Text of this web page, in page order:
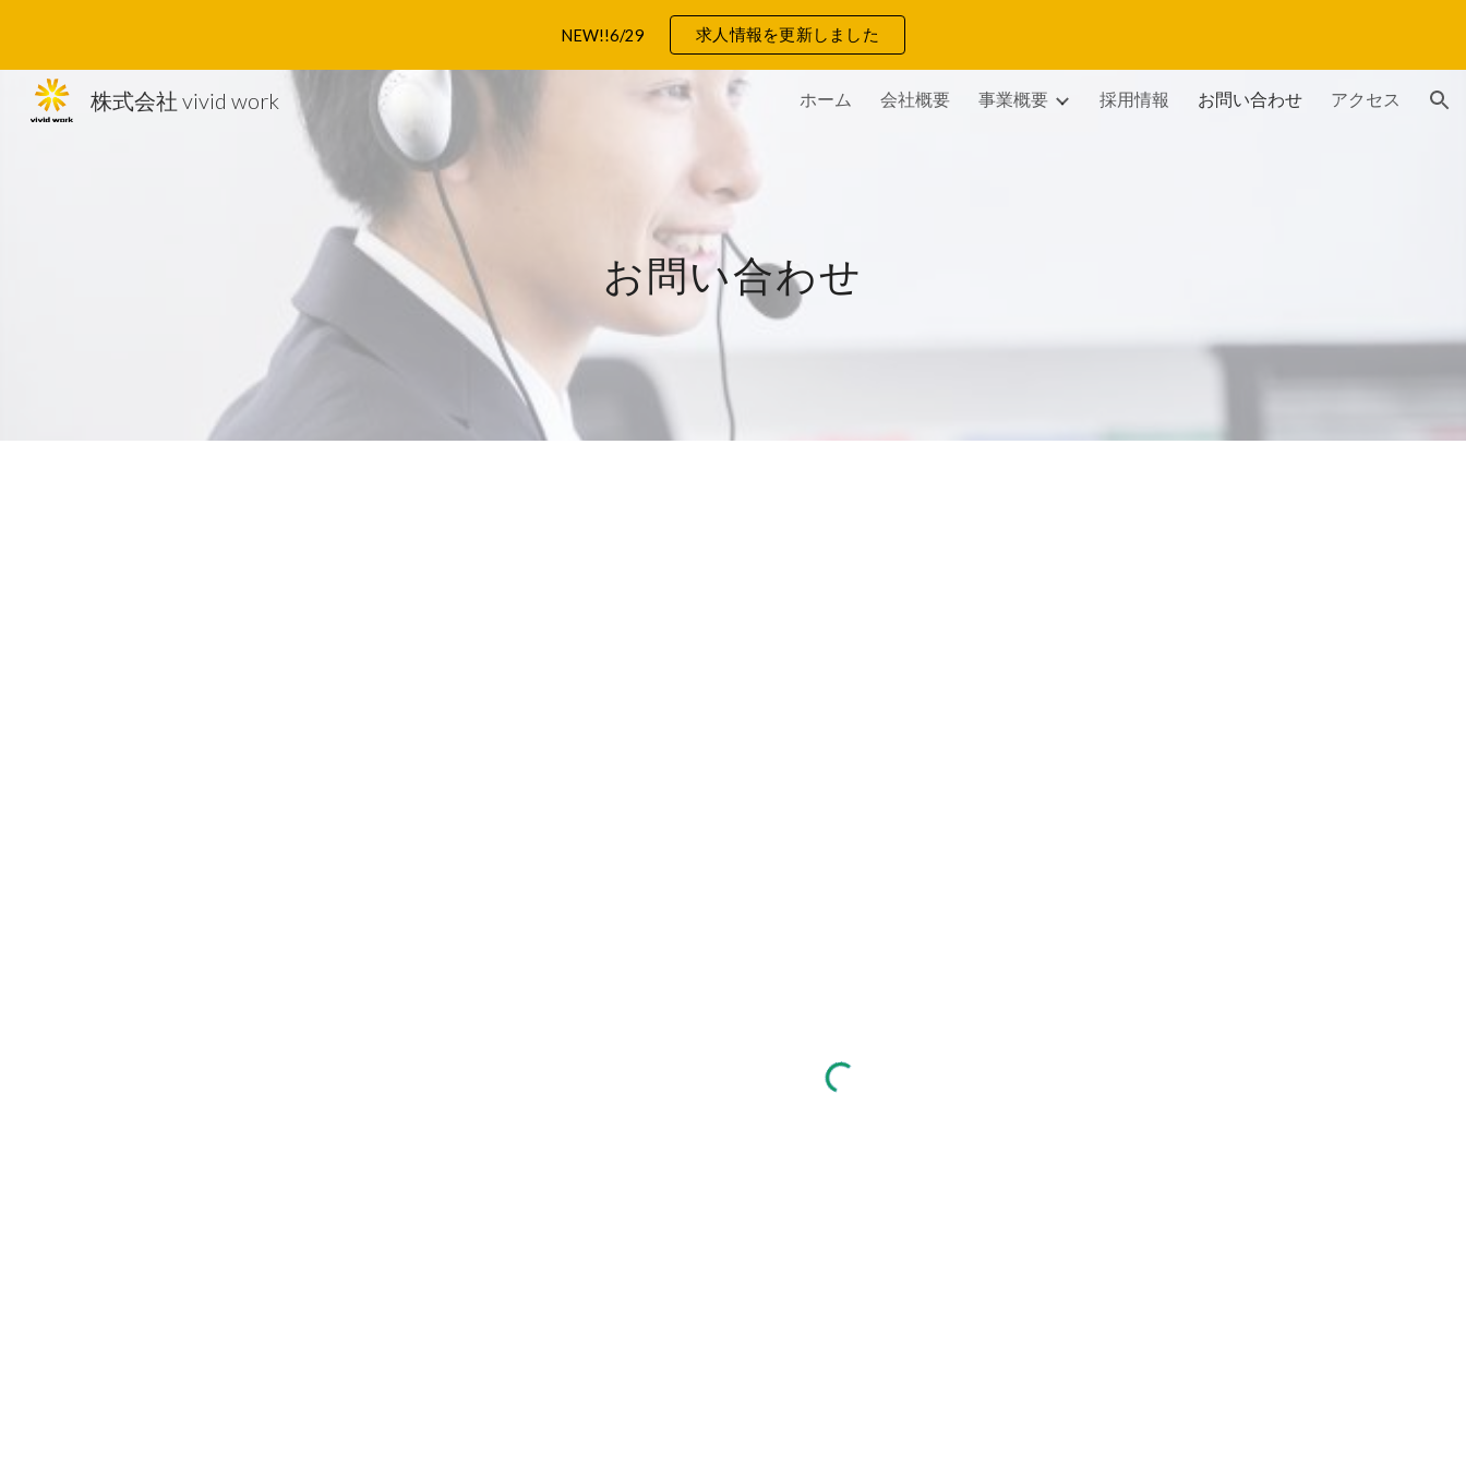
Skip to main content Skip to navigation
NEW!!6/29 求人情報を更新しました
株式会社 vivid work ホーム 会社概要 事業概要 採用情報 お問い合わせ アクセス
お問い合わせ